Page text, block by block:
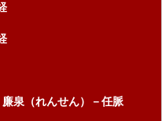
廉泉（れんせん）－任脈